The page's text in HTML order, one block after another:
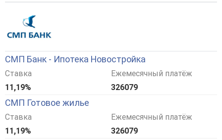
СМП Банк - Ипотека Новостройка
Ставка
11,19%
Ежемесячный платёж
326079
СМП Готовое жилье
Ставка
11,19%
Ежемесячный платёж
326079